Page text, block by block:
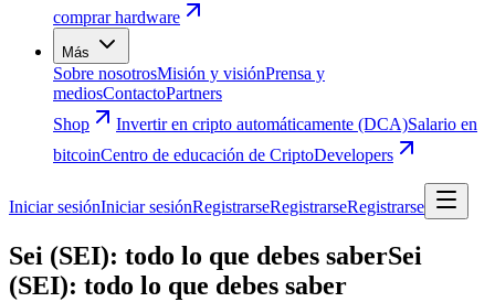
comprar hardware
Más
Sobre nosotrosMisión y visiónPrensa y
mediosContactoPartners
Shop
Invertir en cripto automáticamente (DCA)Salario en
bitcoinCentro de educación de CriptoDevelopers
Iniciar sesiónIniciar sesiónRegistrarseRegistrarseRegistrarse
Sei (SEI): todo lo que debes saberSei
(SEI): todo lo que debes saber